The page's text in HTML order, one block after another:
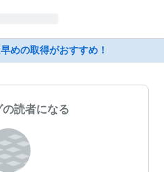
めの取得がおすすめ！
読者になる